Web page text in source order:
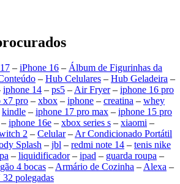
– iPhone 16 – Álbum de Figurinhas da
– Hub Celulares – Hub Geladeira –
iphone 14 – ps5 –Air Fryer– iphone 16 pro
x7 pro – xbox – iphone – creatina – whey
kindle – iphone 17 pro max – iphone 15 pro
– iphone 16e – xbox series s – xiaomi –
2 – Celular–Ar Condicionado Portátil
Splash – jbl – redmi note 14 – tenis nike
– liquidificador– ipad – guarda roupa –
4 bocas –Armário de Cozinha –Alexa –
polegadas